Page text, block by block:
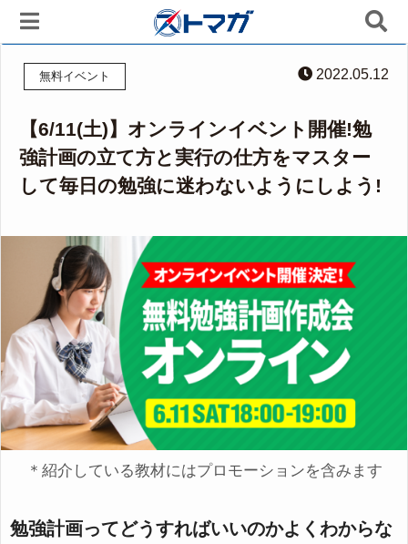
無料イベント 2022.05.12
【6/11(土)】オンラインイベント開催!勉
強計画の立て方と実行の仕方をマスター
して毎日の勉強に迷わないようにしよう!
＊紹介している教材にはプロモーションを含みます
勉強計画ってどうすればいいのかよくわからな